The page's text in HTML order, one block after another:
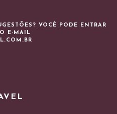
VOCÊ PODE ENTRAR
E-MAIL